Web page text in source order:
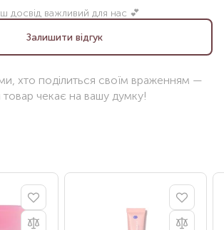
досвід важливий для нас 💕
Залишити відгук
хто поділиться своїм враженням —
товар чекає на вашу думку!